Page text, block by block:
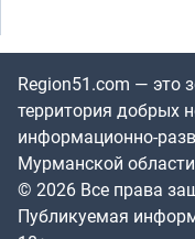
Region51.com — это
территория добрых
информационно-
Мурманской
© 2026 Все права
Публикуемая